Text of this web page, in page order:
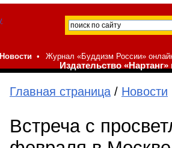
Новости • Журнал «Буддизм России»
Издательство «Нартанг»
Главная страница / Новости
Встреча с